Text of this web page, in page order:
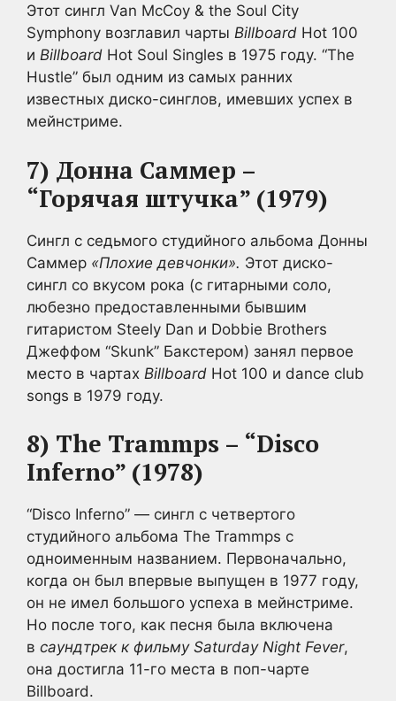
Этот сингл Van McCoy & the Soul City
Symphony возглавил чарты Billboard Hot 100
и Billboard Hot Soul Singles в 1975 году. “The
Hustle” был одним из самых ранних
известных диско-синглов, имевших успех в
мейнстриме.
7) Донна Саммер –
“Горячая штучка” (1979)
Сингл с седьмого студийного альбома Донны
Саммер «Плохие девчонки». Этот диско-
сингл со вкусом рока (с гитарными соло,
любезно предоставленными бывшим
гитаристом Steely Dan и Dobbie Brothers
Джеффом “Skunk” Бакстером) занял первое
место в чартах Billboard Hot 100 и dance club
songs в 1979 году.
8) The Trammps – “Disco
Inferno” (1978)
“Disco Inferno” — сингл с четвертого
студийного альбома The Trammps с
одноименным названием. Первоначально,
когда он был впервые выпущен в 1977 году,
он не имел большого успеха в мейнстриме.
Но после того, как песня была включена
в саундтрек к фильму Saturday Night Fever,
она достигла 11-го места в поп-чарте
Billboard.